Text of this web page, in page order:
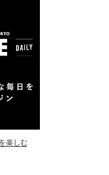
楽しむ